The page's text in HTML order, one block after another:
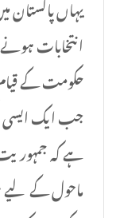
یہاں پاکستان
انتخابات
حکومت کے
جب ایک ایسی
ہے کہ
ماحول کے